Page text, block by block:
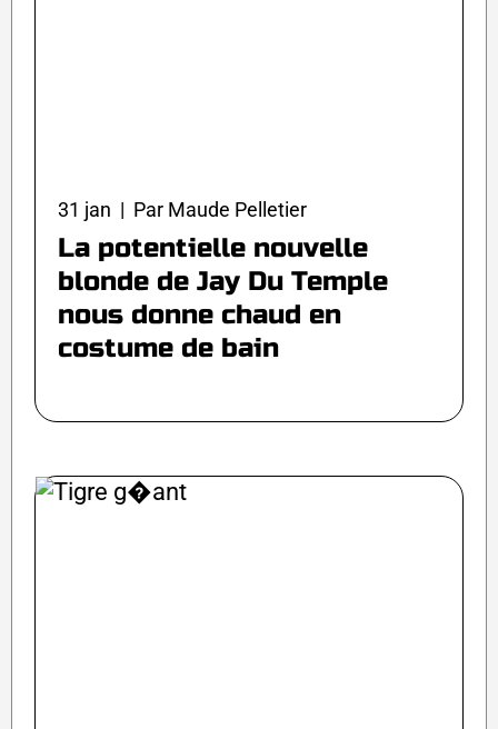
31 jan | Par Maude Pelletier
La potentielle nouvelle
blonde de Jay Du Temple
nous donne chaud en
costume de bain